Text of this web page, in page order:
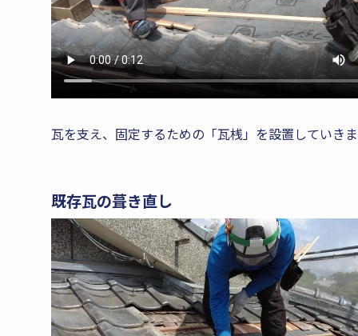
瓦を支え、固定するための「瓦桟」を設置していき
既存瓦の葺き直し